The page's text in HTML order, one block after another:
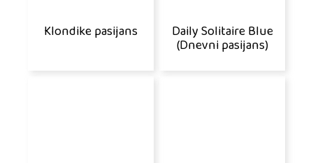
Klondike pasijans Daily Solitaire Blue
(Dnevni pasijans)